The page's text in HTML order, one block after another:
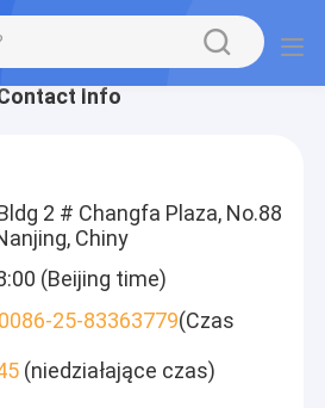
Info
2 # Changfa Plaza, No.88
Chiny
(Beijing time)
0086-25-83363779(Czas
(niedziałające czas)